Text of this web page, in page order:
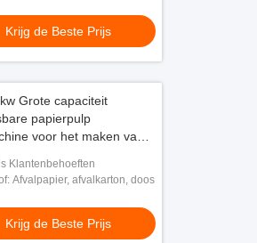
Krijg de Beste Prijs
Grote capaciteit
papierpulp
voor het maken van
Klantenbehoeften
Afvalpapier, afvalkarton, doos
Krijg de Beste Prijs